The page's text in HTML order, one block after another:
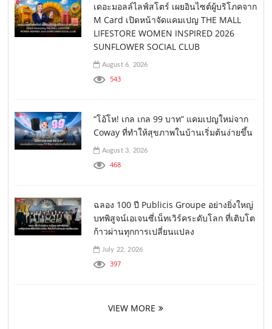
เดอะมอลล์ไลฟ์สโตร์ เผยอินไซต์ผู้บริโภคจาก
M Card เปิดหน้าจัดแคมเปญ THE MALL
LIFESTORE WOMEN INSPIRED 2026
SUNFLOWER SOCIAL CLUB
August 6, 2026
543
“โอ้โห! เกล เกล 99 บาท” แคมเปญใหม่จาก
Coway ที่ทำให้สุขภาพในบ้านเริ่มต้นง่ายขึ้น
August 3, 2026
468
ฉลอง 100 ปี Publicis Groupe อย่างยิ่งใหญ่
บทพิสูจน์เอเจนซี่เน็ทเวิร์คระดับโลก ที่เติบโต
ก้าวผ่านทุกการเปลี่ยนแปลง
July 22, 2026
397
VIEW MORE